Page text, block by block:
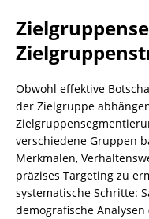
Obwohl effektive
der Zielgruppe
verschiedene Gruppen
Merkmalen,
präzises Targeting zu
systematische Schritte:
demografische Analysen